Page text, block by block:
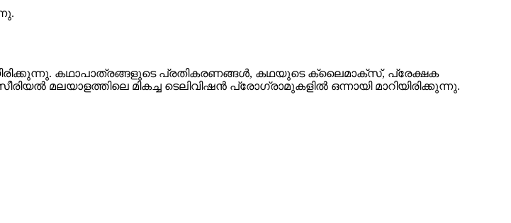
കഥാപാത്രങ്ങളുടെ പ്രതികരണങ്ങൾ, കഥയുടെ ക്ലൈമാക്സ്, പ്രേക്ഷക
മലയാളത്തിലെ മികച്ച ടെലിവിഷൻ പ്രോഗ്രാമുകളിൽ ഒന്നായി മാറിയിരിക്കുന്നു.